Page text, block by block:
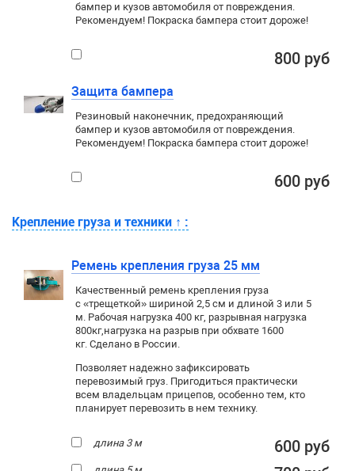
бампер и кузов автомобиля от повреждения.
Рекомендуем! Покраска бампера стоит дороже!
800 руб
Защита бампера
Резиновый наконечник, предохраняющий
бампер и кузов автомобиля от повреждения.
Рекомендуем! Покраска бампера стоит дороже!
600 руб
Крепление груза и техники ↑ :
Ремень крепления груза 25 мм
Качественный ремень крепления груза
с «трещеткой» шириной 2,5 см и длиной 3 или 5
м. Рабочая нагрузка 400 кг, разрывная нагрузка
800кг,нагрузка на разрыв при обхвате 1600
кг. Сделано в России.
Позволяет надежно зафиксировать
перевозимый груз. Пригодиться практически
всем владельцам прицепов, особенно тем, кто
планирует перевозить в нем технику.
длина 3 м 600 руб